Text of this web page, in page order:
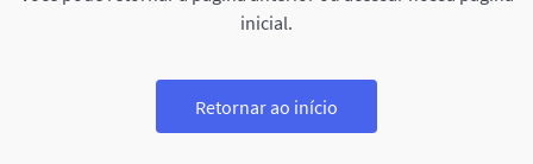
inicial.
Retornar ao início